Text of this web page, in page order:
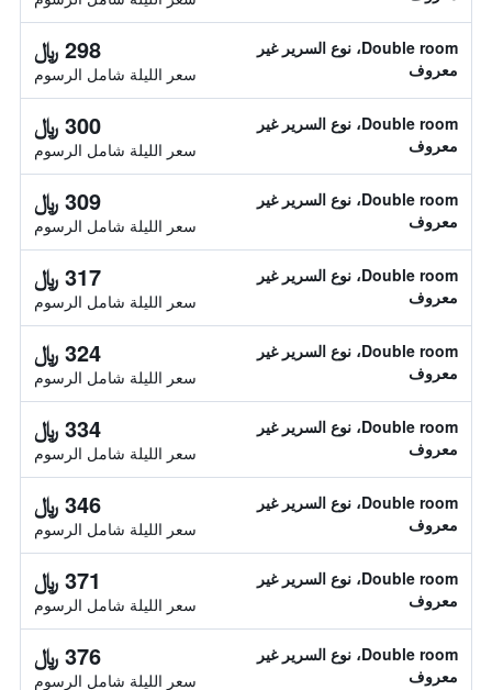
Double room، نوع السرير غير
معروف
298 ﷼
سعر الليلة شامل الرسوم
Double room، نوع السرير غير
معروف
300 ﷼
سعر الليلة شامل الرسوم
Double room، نوع السرير غير
معروف
309 ﷼
سعر الليلة شامل الرسوم
Double room، نوع السرير غير
معروف
317 ﷼
سعر الليلة شامل الرسوم
Double room، نوع السرير غير
معروف
324 ﷼
سعر الليلة شامل الرسوم
Double room، نوع السرير غير
معروف
334 ﷼
سعر الليلة شامل الرسوم
Double room، نوع السرير غير
معروف
346 ﷼
سعر الليلة شامل الرسوم
Double room، نوع السرير غير
معروف
371 ﷼
سعر الليلة شامل الرسوم
Double room، نوع السرير غير
معروف
376 ﷼
سعر الليلة شامل الرسوم